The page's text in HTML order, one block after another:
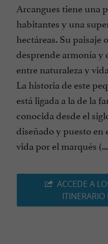
Arcangues tiene una
habitantes y una
hectáreas. Su paisaje
desprende armonía
entre naturaleza y
La historia de este
está ligada a la de la
conocida desde el
diseñado y puesto en
vida por el marqués
ACCEDE A